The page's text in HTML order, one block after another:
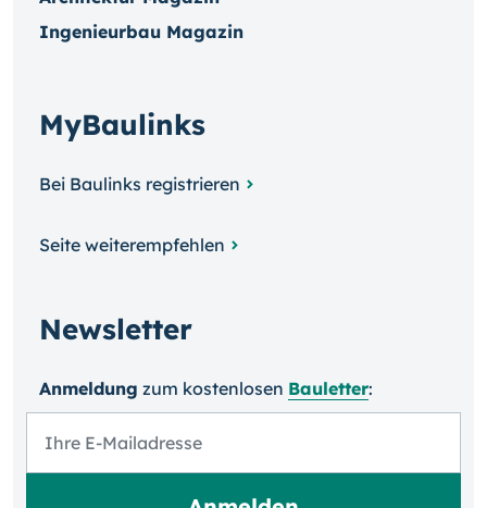
Ingenieurbau Magazin
MyBaulinks
Bei Baulinks registrieren
Seite weiterempfehlen
Newsletter
Anmeldung zum kosten­losen Bauletter: